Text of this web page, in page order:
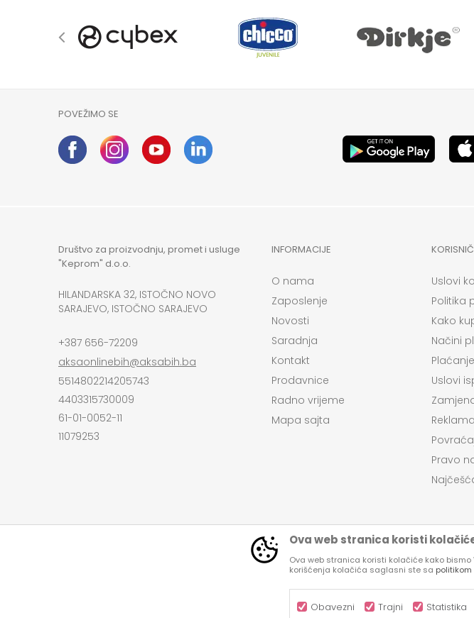
POVEŽIMO SE
Društvo za proizvodnju, promet i usluge
"Keprom" d.o.o.
HILANDARSKA 32, ISTOČNO NOVO
SARAJEVO, ISTOČNO SARAJEVO
+387 656-72209
aksaonlinebih@aksabih.ba
5514802214205743
4403315730009
61-01-0052-11
11079253
INFORMACIJE
O nama
Zaposlenje
Novosti
Saradnja
Kontakt
Prodavnice
Radno vrijeme
Mapa sajta
Uslovi
Politika
Kako
Načini
Uslovi
Pravo
Svi artikli prikazani na sajtu su deo naše ponude,
Ova web stranica koristi
Ova web stranica koristi kolačiće kako
korišćenja kolačića saglasni ste sa
Obavezni Trajni Statistika